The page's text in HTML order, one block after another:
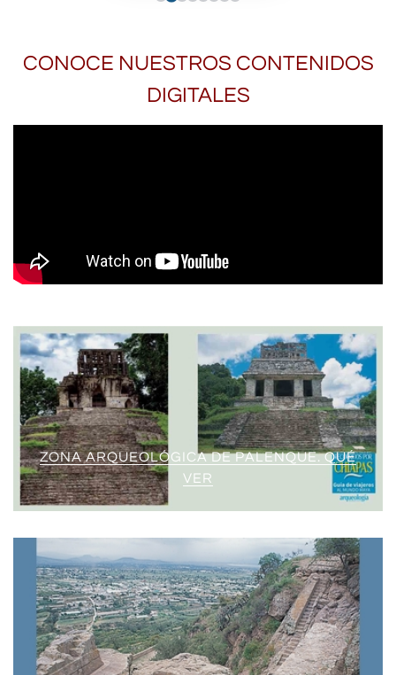
CONOCE NUESTROS CONTENIDOS
DIGITALES
ZONA ARQUEOLÓGICA DE PALENQUE. QUÉ
VER